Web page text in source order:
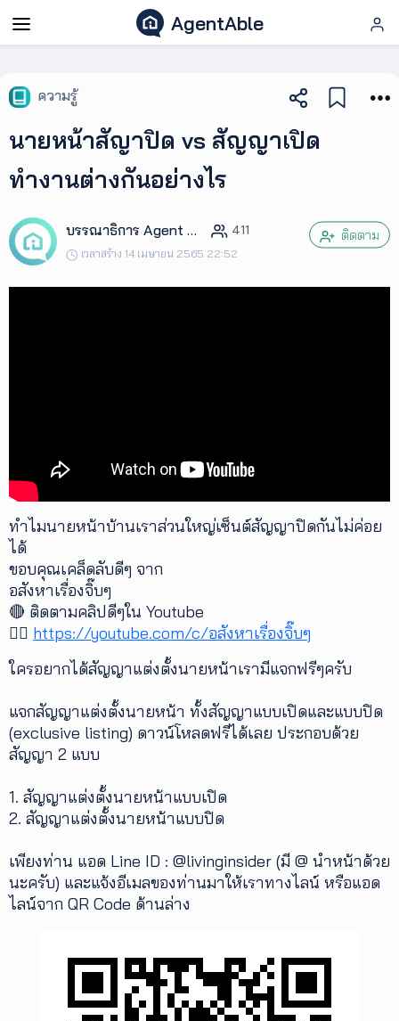
AgentAble
AgentAble
เอเจ
AgentClub
ติดต่อ
เรา
เงื่อนไข
การ
ให้
บริการ
ดาวน์
แอปฯ
ความรู้
นายหน้าสัญาปิด vs สัญญาเปิด
ทำงานต่างกันอย่างไร
บรรณาธิการ Agent Club 411
เวลาสร้าง 14 เมษายน 2565 22:52
ติดตาม
ทำไมนายหน้าบ้านเราส่วนใหญ่เซ็นต์สัญญาปิดกันไม่ค่อย
ได้
ขอบคุณเคล็ดลับดีๆ จาก
อสังหาเรื่องจิ๊บๆ
🔴 ติดตามคลิปดีๆใน Youtube
👉🏻 https://youtube.com/c/อสังหาเรื่องจิ๊บๆ
ใครอยากได้สัญญาแต่งตั้งนายหน้าเรามีแจกฟรีๆครับ
แจกสัญญาแต่งตั้งนายหน้า ทั้งสัญญาแบบเปิดและแบบปิด
(exclusive listing) ดาวน์โหลดฟรีได้เลย ประกอบด้วย
สัญญา 2 แบบ
1. สัญญาแต่งตั้งนายหน้าแบบเปิด
2. สัญญาแต่งตั้งนายหน้าแบบปิด
เพียงท่าน แอด Line ID : @livinginsider (มี @ นำหน้าด้วย
นะครับ) และแจ้งอีเมลของท่านมาให้เราทางไลน์ หรือแอด
ไลน์จาก QR Code ด้านล่าง